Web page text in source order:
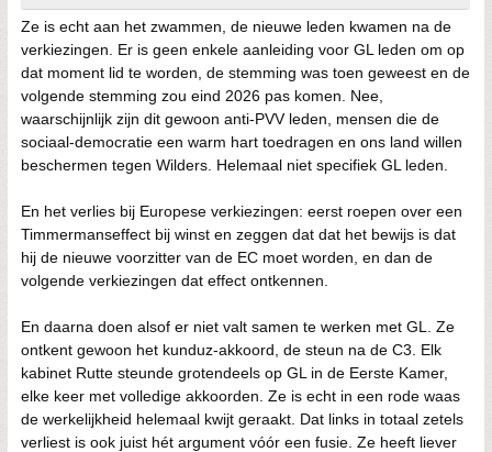
Ze is echt aan het zwammen, de nieuwe leden kwamen na de
verkiezingen. Er is geen enkele aanleiding voor GL leden om op
dat moment lid te worden, de stemming was toen geweest en de
volgende stemming zou eind 2026 pas komen. Nee,
waarschijnlijk zijn dit gewoon anti-PVV leden, mensen die de
sociaal-democratie een warm hart toedragen en ons land willen
beschermen tegen Wilders. Helemaal niet specifiek GL leden.
En het verlies bij Europese verkiezingen: eerst roepen over een
Timmermanseffect bij winst en zeggen dat dat het bewijs is dat
hij de nieuwe voorzitter van de EC moet worden, en dan de
volgende verkiezingen dat effect ontkennen.
En daarna doen alsof er niet valt samen te werken met GL. Ze
ontkent gewoon het kunduz-akkoord, de steun na de C3. Elk
kabinet Rutte steunde grotendeels op GL in de Eerste Kamer,
elke keer met volledige akkoorden. Ze is echt in een rode waas
de werkelijkheid helemaal kwijt geraakt. Dat links in totaal zetels
verliest is ook juist hét argument vóór een fusie. Ze heeft liever